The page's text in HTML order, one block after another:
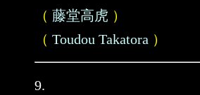
（ 藤堂高虎 ）
（ Toudou Takatora ）
9.